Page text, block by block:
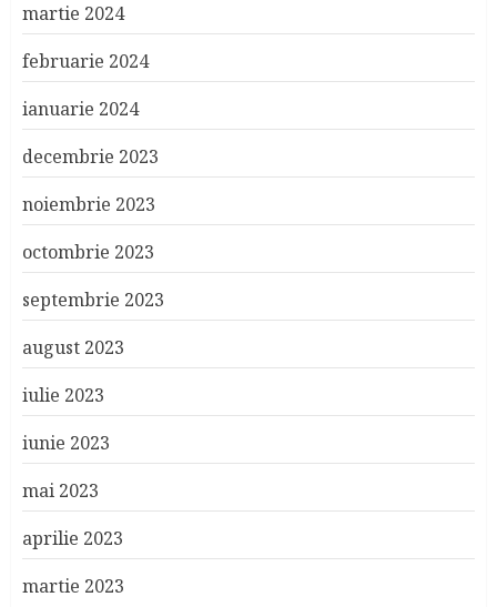
martie 2024
februarie 2024
ianuarie 2024
decembrie 2023
noiembrie 2023
octombrie 2023
septembrie 2023
august 2023
iulie 2023
iunie 2023
mai 2023
aprilie 2023
martie 2023